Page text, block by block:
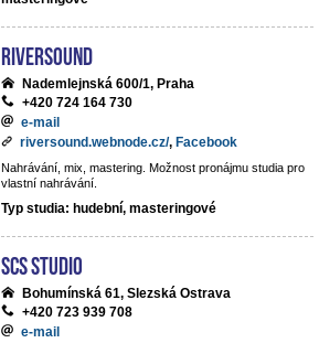
Riversound
Nademlejnská 600/1, Praha
+420 724 164 730
e-mail
riversound.webnode.cz/, Facebook
Nahrávání, mix, mastering. Možnost pronájmu studia pro
vlastní nahrávání.
Typ studia: hudební, masteringové
SCS Studio
Bohumínská 61, Slezská Ostrava
+420 723 939 708
e-mail